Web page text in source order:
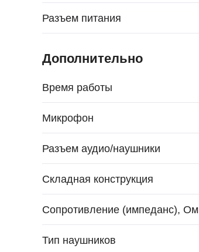
Разъем питания
Дополнительно
Время работы
Микрофон
Разъем аудио/наушники
Складная конструкция
Сопротивление (импеданс), Ом
Тип наушников